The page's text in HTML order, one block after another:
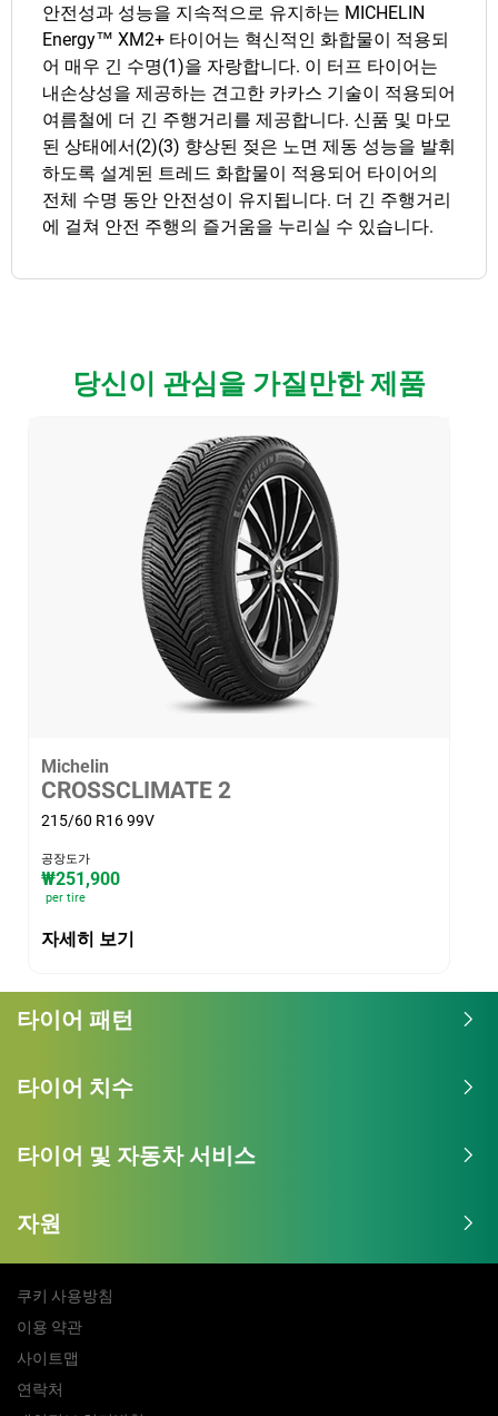
안전성과 성능을 지속적으로 유지하는 MICHELIN
Energy™ XM2+ 타이어는 혁신적인 화합물이 적용되
어 매우 긴 수명(1)을 자랑합니다. 이 터프 타이어는
내손상성을 제공하는 견고한 카카스 기술이 적용되어
여름철에 더 긴 주행거리를 제공합니다. 신품 및 마모
된 상태에서(2)(3) 향상된 젖은 노면 제동 성능을 발휘
하도록 설계된 트레드 화합물이 적용되어 타이어의
전체 수명 동안 안전성이 유지됩니다. 더 긴 주행거리
에 걸쳐 안전 주행의 즐거움을 누리실 수 있습니다.
당신이 관심을 가질만한 제품
Michelin
CROSSCLIMATE 2
215/60 R16 99V
공장도가
₩251,900
per tire
자세히 보기
타이어 패턴
타이어 치수
타이어 및 자동차 서비스
자원
쿠키 사용방침
이용 약관
사이트맵
연락처